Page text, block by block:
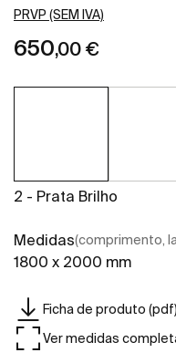
PRVP (SEM IVA)
650,00 €
2 - Prata Brilho
Medidas(comprimento,
1800 x 2000 mm
Ficha de produto (pdf)
Ver medidas